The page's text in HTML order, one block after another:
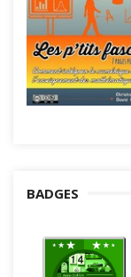
BADGES